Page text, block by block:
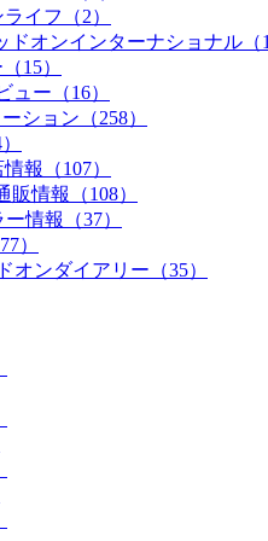
イフ（2）
ドオンインターナショナル（
15）
ュー（16）
ション（258）
報（107）
情報（108）
情報（37）
）
オンダイアリー（35）